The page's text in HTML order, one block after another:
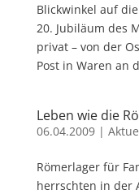
Blickwinkel auf
20. Jubiläum des
privat – von der
Post in Waren an
Leben wie die
06.04.2009|
Römerlager für
herrschten in der